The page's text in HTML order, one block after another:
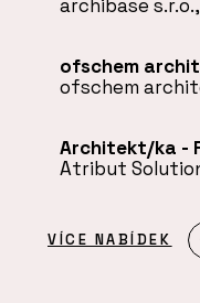
archibase
ofschem
ofschem
Architekt/ka -
Atribut
VÍCE NABÍDEK